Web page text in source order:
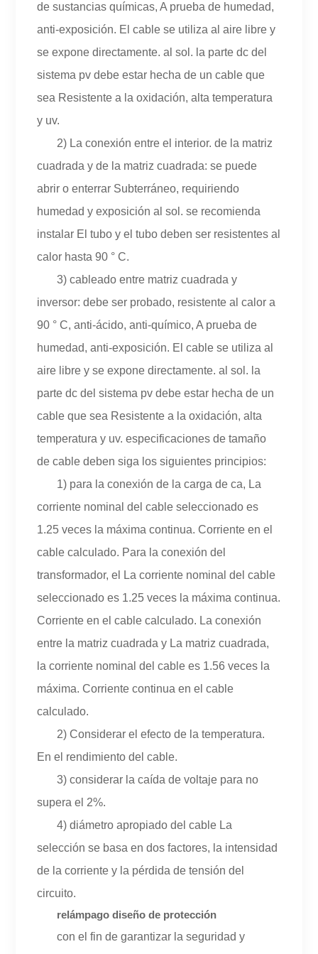
de sustancias químicas, A prueba de humedad,
anti-exposición. El cable se utiliza al aire libre y
se expone directamente. al sol. la parte dc del
sistema pv debe estar hecha de un cable que
sea Resistente a la oxidación, alta temperatura
y uv.
2) La conexión entre el interior. de la matriz
cuadrada y de la matriz cuadrada: se puede
abrir o enterrar Subterráneo, requiriendo
humedad y exposición al sol. se recomienda
instalar El tubo y el tubo deben ser resistentes al
calor hasta 90 ° C.
3) cableado entre matriz cuadrada y
inversor: debe ser probado, resistente al calor a
90 ° C, anti-ácido, anti-químico, A prueba de
humedad, anti-exposición. El cable se utiliza al
aire libre y se expone directamente. al sol. la
parte dc del sistema pv debe estar hecha de un
cable que sea Resistente a la oxidación, alta
temperatura y uv. especificaciones de tamaño
de cable deben siga los siguientes principios:
1) para la conexión de la carga de ca, La
corriente nominal del cable seleccionado es
1.25 veces la máxima continua. Corriente en el
cable calculado. Para la conexión del
transformador, el La corriente nominal del cable
seleccionado es 1.25 veces la máxima continua.
Corriente en el cable calculado. La conexión
entre la matriz cuadrada y La matriz cuadrada,
la corriente nominal del cable es 1.56 veces la
máxima. Corriente continua en el cable
calculado.
2) Considerar el efecto de la temperatura.
En el rendimiento del cable.
3) considerar la caída de voltaje para no
supera el 2%.
4) diámetro apropiado del cable La
selección se basa en dos factores, la intensidad
de la corriente y la pérdida de tensión del
circuito.
relámpago diseño de protección
con el fin de garantizar la seguridad y